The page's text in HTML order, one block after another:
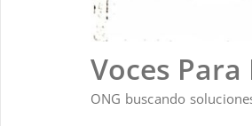
Voces
ONG buscando